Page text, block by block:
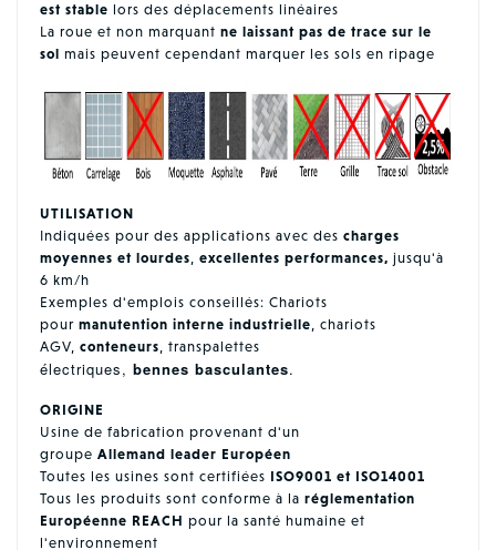
est stable lors des déplacements linéaires
La roue et non marquant ne laissant pas de trace sur le
sol mais peuvent cependant marquer les sols en ripage
UTILISATION
Indiquées pour des applications avec des charges
moyennes et lourdes, excellentes performances, jusqu'à
6 km/h
Exemples d'emplois conseillés: Chariots
pour manutention interne industrielle, chariots
AGV, conteneurs, transpalettes
électriques, bennes basculantes.
ORIGINE
Usine de fabrication provenant d'un
groupe Allemand leader Européen
Toutes les usines sont certifiées ISO9001 et ISO14001
Tous les produits sont conforme à la réglementation
Européenne REACH pour la santé humaine et
l'environnement